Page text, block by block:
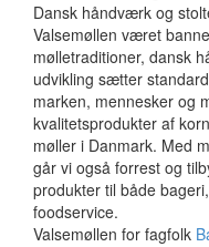
Dansk håndværk og
Valsemøllen været
mølletraditioner, dansk
udvikling sætter
marken, mennesker og
kvalitetsprodukter af
møller i Danmark. Med
går vi også forrest og
produkter til både
foodservice.
Valsemøllen for fagfolk